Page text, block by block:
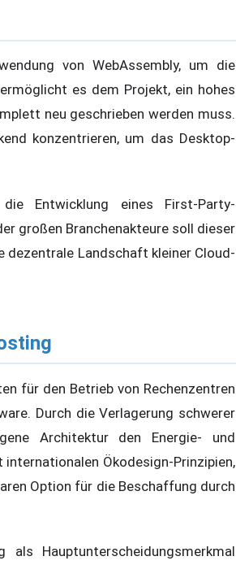
von WebAssembly, um die
es dem Projekt, ein hohes
neu geschrieben werden muss.
konzentrieren, um das Desktop-
Entwicklung eines First-Party-
großen Branchenakteure soll dieser
dezentrale Landschaft kleiner Cloud-
für den Betrieb von Rechenzentren
Durch die Verlagerung schwerer
Architektur den Energie- und
Ökodesign-Prinzipien,
Option für die Beschaffung durch
Hauptunterscheidungsmerkmal